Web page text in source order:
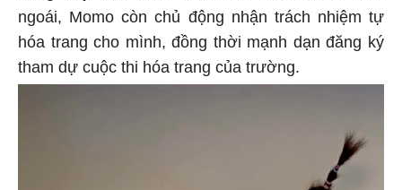
ngoái, Momo còn chủ động nhận trách nhiệm tự
hóa trang cho mình, đồng thời mạnh dạn đăng ký
tham dự cuộc thi hóa trang của trường.